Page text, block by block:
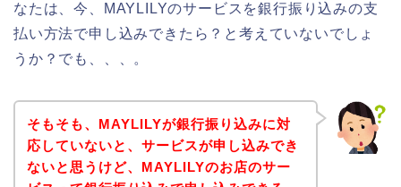
なたは、今、MAYLILYのサービスを銀行振り込みの支
払い方法で申し込みできたら？と考えていないでしょ
うか？でも、、、。
そもそも、MAYLILYが銀行振り込みに対
応していないと、サービスが申し込みでき
ないと思うけど、MAYLILYのお店のサー